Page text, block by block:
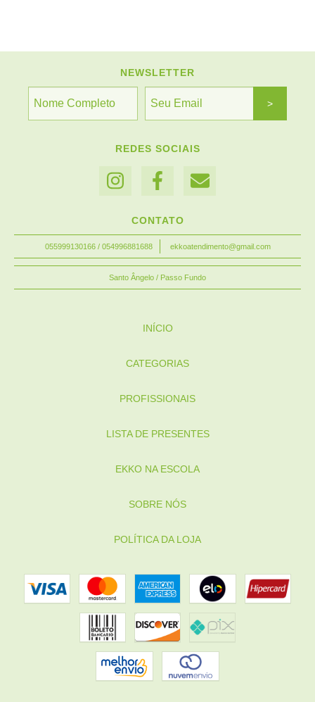
NEWSLETTER
REDES SOCIAIS
CONTATO
055999130166 / 054996881688 ekkoatendimento@gmail.com
Santo Ângelo / Passo Fundo
INÍCIO
CATEGORIAS
PROFISSIONAIS
LISTA DE PRESENTES
EKKO NA ESCOLA
SOBRE NÓS
POLÍTICA DA LOJA